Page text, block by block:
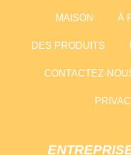
MAISON À
DES PRODUITS
CONTACTEZ-